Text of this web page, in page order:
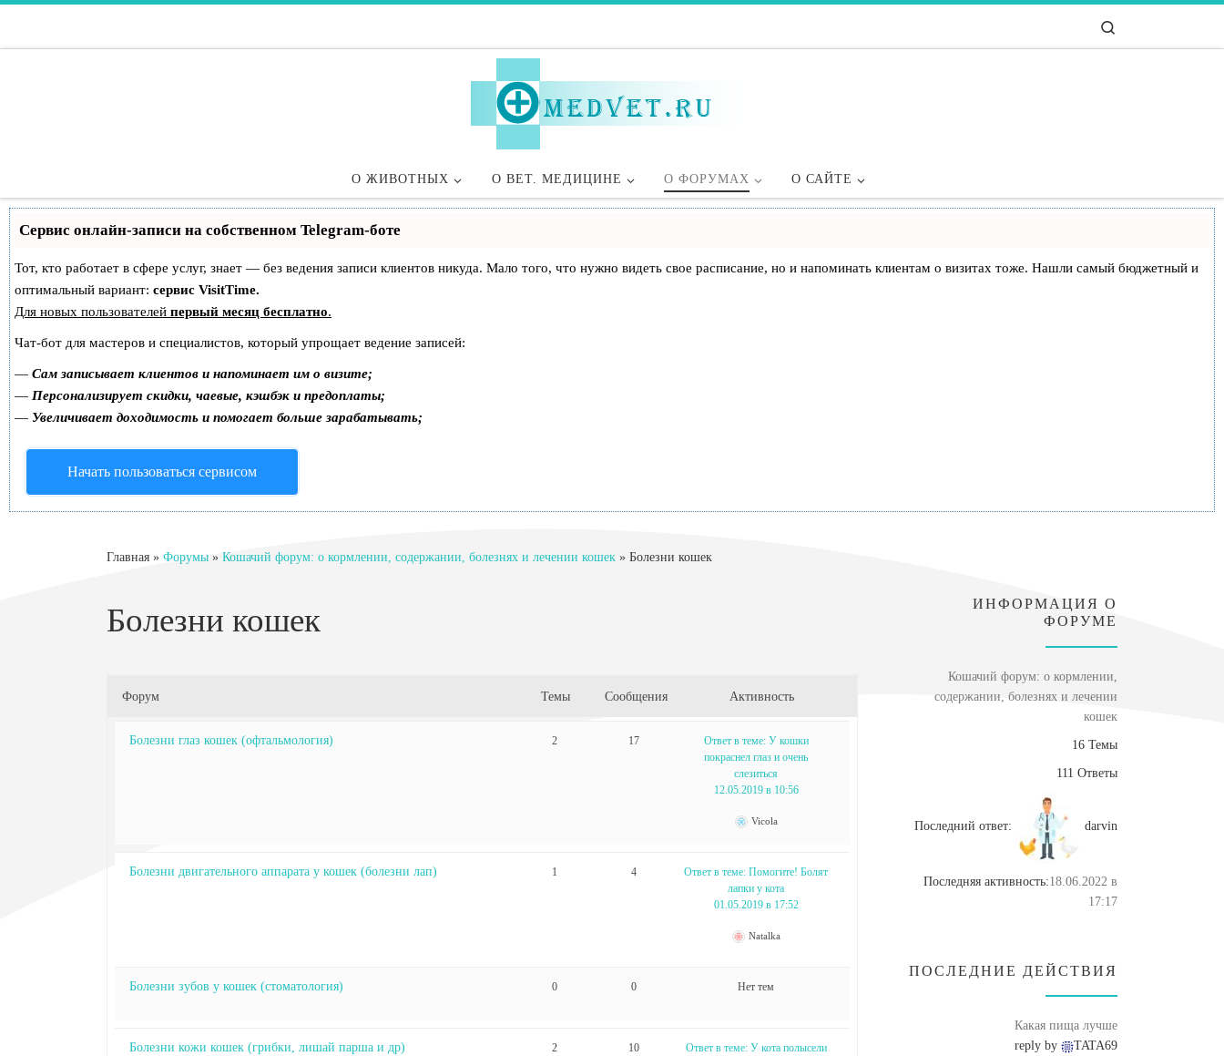
О ЖИВОТНЫХ О ВЕТ. МЕДИЦИНЕ О ФОРУМАХ О САЙТЕ
Сервис онлайн-записи на собственном Telegram-боте
Тот, кто работает в сфере услуг, знает — без ведения записи клиентов никуда. Мало того, что нужно видеть свое расписание, но и напоминать клиентам о визитах тоже. Нашли самый бюджетный и
оптимальный вариант: сервис VisitTime.
Для новых пользователей первый месяц бесплатно.
Чат-бот для мастеров и специалистов, который упрощает ведение записей:
— Сам записывает клиентов и напоминает им о визите;
— Персонализирует скидки, чаевые, кэшбэк и предоплаты;
— Увеличивает доходимость и помогает больше зарабатывать;
Начать пользоваться сервисом
Главная » Форумы » Кошачий форум: о кормлении, содержании, болезнях и лечении кошек » Болезни кошек
Болезни кошек
Форум Темы Сообщения Активность
Болезни глаз кошек (офтальмология) 2 17
Ответ в теме: У кошки
покраснел глаз и очень
слезиться
12.05.2019 в 10:56
Vicola
Болезни двигательного аппарата у кошек (болезни лап) 1 4
Ответ в теме: Помогите! Болят
лапки у кота
01.05.2019 в 17:52
Natalka
Болезни зубов у кошек (стоматология) 0 0 Нет тем
Болезни кожи кошек (грибки, лишай парша и др) 2 10
Ответ в теме: У кота полысели
ИНФОРМАЦИЯ О
ФОРУМЕ
Кошачий форум: о кормлении,
содержании, болезнях и лечении
кошек
16 Темы
111 Ответы
Последний ответ: darvin
Последняя активность:18.06.2022 в
17:17
ПОСЛЕДНИЕ ДЕЙСТВИЯ
Какая пища лучше
reply by
TATA69